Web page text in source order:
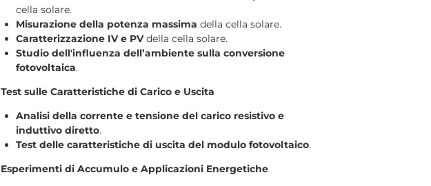
cella solare.
Misurazione della potenza massima della cella solare.
Caratterizzazione IV e PVdella cella solare.
Studio dell'influenza dell’ambiente sulla conversione
fotovoltaica.
Test sulle Caratteristiche di Carico e Uscita
Analisi della corrente e tensione del carico resistivo e
induttivo diretto.
Test delle caratteristiche di uscita del modulo fotovoltaico.
Esperimenti di Accumulo e Applicazioni Energetiche